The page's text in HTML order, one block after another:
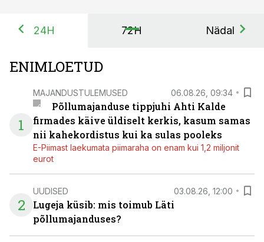
24H 72H Nädal
ENIMLOETUD
1
MAJANDUSTULEMUSED 06.08.26, 09:34
Põllumajanduse tippjuhi Ahti Kalde
firmades käive üldiselt kerkis, kasum samas
nii kahekordistus kui ka sulas pooleks
E-Piimast laekumata piimaraha on enam kui 1,2 miljonit
eurot
2
UUDISED 03.08.26, 12:00
Lugeja küsib: mis toimub Läti
põllumajanduses?